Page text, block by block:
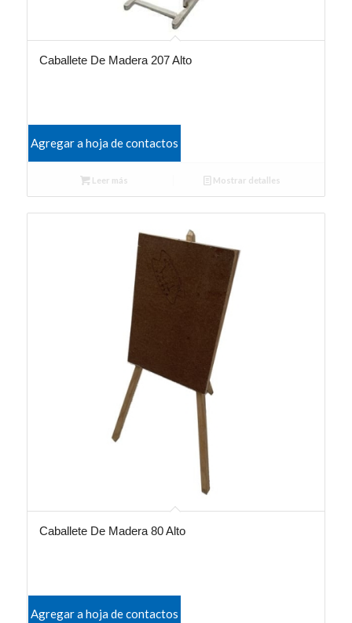
Caballete De Madera 207 Alto
Agregar a hoja de contactos
Leer más Mostrar detalles
Caballete De Madera 80 Alto
Agregar a hoja de contactos